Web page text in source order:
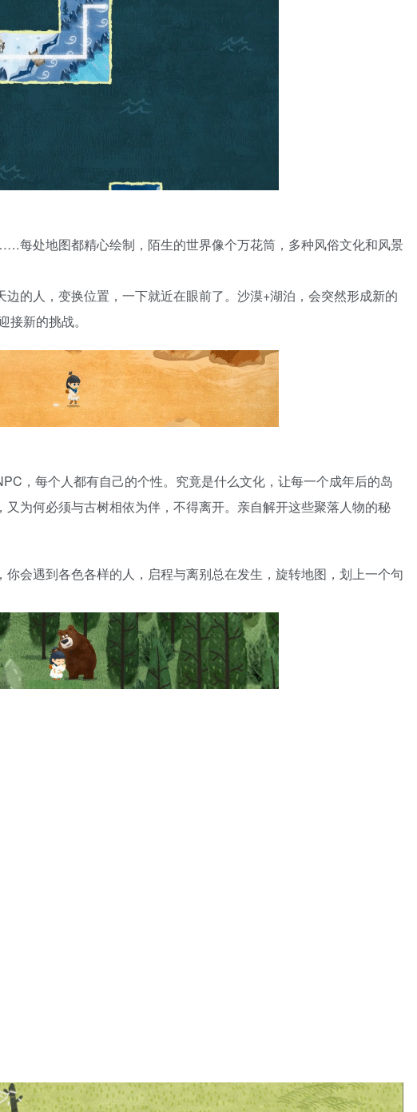
每处地图都精心绘制，陌生的世界像个万花筒，多种风俗文化和风景
的人，变换位置，一下就近在眼前了。沙漠+湖泊，会突然形成新的
新的挑战。
，每个人都有自己的个性。究竟是什么文化，让每一个成年后的岛
为何必须与古树相依为伴，不得离开。亲自解开这些聚落人物的秘
会遇到各色各样的人，启程与离别总在发生，旋转地图，划上一个句